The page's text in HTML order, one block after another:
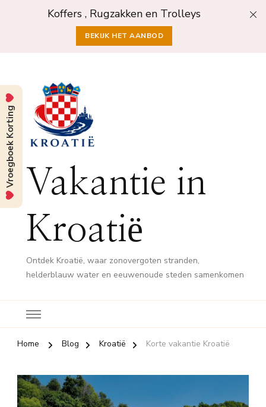
Koffers , Rugzakken en Trolleys
BEKIJK HET AANBOD
Vakantie in
Kroatië
Ontdek Kroatië, waar zonovergoten stranden,
helderblauw water en eeuwenoude steden samenkomen
Home Blog Kroatië Korte vakantie Kroatië
Vroegboek Korting